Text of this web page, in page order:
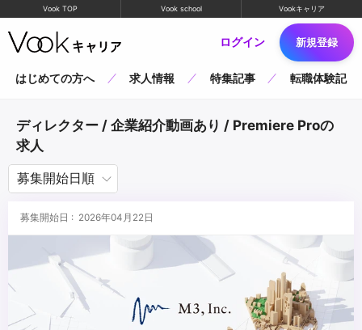
Vook TOP Vook school Vookキャリア
ログイン 新規登録
はじめての方へ 求人情報 特集記事 転職体験記
ディレクター / 企業紹介動画あり / Premiere Proの
求人
募集開始日 : 2026年04月22日